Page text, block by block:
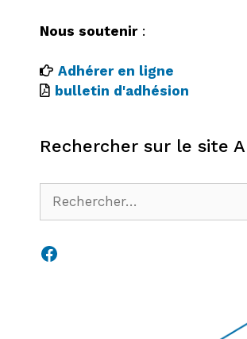
Nous soutenir:
Adhérer en ligne
bulletin d'adhésion
Rechercher sur le site
Rechercher :
Facebook